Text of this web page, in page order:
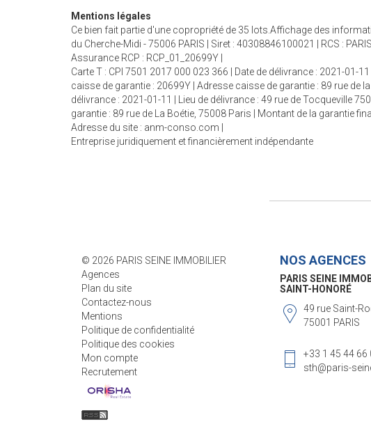
Mentions légales
Ce bien fait partie d'une copropriété de 35 lots.Affichage des
du Cherche-Midi - 75006 PARIS | Siret : 40308846100021 | RCS :
Assurance RCP : RCP_01_20699Y |
Carte T : CPI 7501 2017 000 023 366 | Date de délivrance : 2021-01-
caisse de garantie : 20699Y | Adresse caisse de garantie : 89 rue de
délivrance : 2021-01-11 | Lieu de délivrance : 49 rue de Tocqueville
garantie : 89 rue de La Boétie, 75008 Paris | Montant de la garantie
Adresse du site : anm-conso.com
Entreprise juridiquement et financièrement indépendante
© 2026 PARIS SEINE IMMOBILIER
Agences
Plan du site
Contactez-nous
Mentions
Politique de confidentialité
Politique des cookies
Mon compte
Recrutement
NOS AGENCES
PARIS SEINE
SÈVRES-VANEAU
85 rue de
75006 PARIS
+33 1 45 44 66
vente@paris-